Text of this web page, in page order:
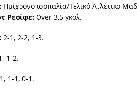
Ημίχρονο ισοπαλία/Τελικό Ατλέτικο
Ρεσίφε: Over 3,5 γκολ.
2-1, 2-2, 1-3.
1-2.
1-1, 0-1.